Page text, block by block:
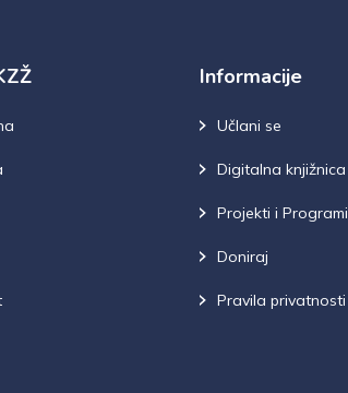
Informacije
Učlani se
Digitalna knjižnica
Projekti i Programi
Doniraj
Pravila privatnosti